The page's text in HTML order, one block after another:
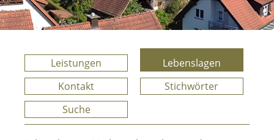
Leistungen
Lebenslagen
Kontakt
Stichwörter
Suche